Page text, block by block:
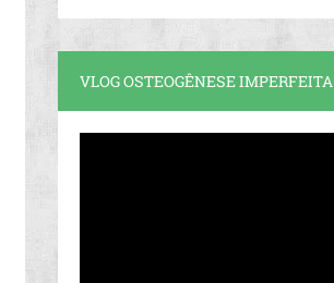
VLOG OSTEOGÊNESE IMPERFEITA